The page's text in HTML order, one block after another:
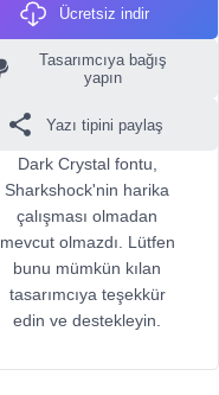
Ücretsiz indir
Tasarımcıya bağış
yapın
Yazı tipini paylaş
Dark Crystal fontu,
Sharkshock'nin harika
çalışması olmadan
mevcut olmazdı. Lütfen
bunu mümkün kılan
tasarımcıya teşekkür
edin ve destekleyin.